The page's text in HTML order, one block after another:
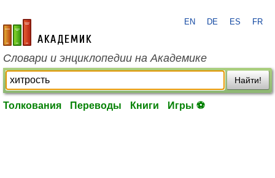
academic.ru
EN DE ES FR
Словари и энциклопедии на Академике
Найти!
Толкования Переводы Книги Игры ⚽